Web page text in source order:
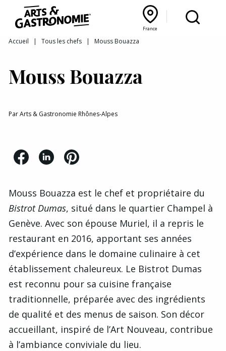
France
Recettes
Reportages
Interviews
Bourgogne Franche‑Comté
France
Lyon Rhône‑Alpes
Accueil | Tous les chefs | Mouss Bouazza
Mouss Bouazza
ParArts & Gastronomie Rhônes-Alpes
Mouss Bouazza est le chef et propriétaire du
Bistrot Dumas, situé dans le quartier Champel à
Genève. Avec son épouse Muriel, il a repris le
restaurant en 2016, apportant ses années
d’expérience dans le domaine culinaire à cet
établissement chaleureux. Le Bistrot Dumas
est reconnu pour sa cuisine française
traditionnelle, préparée avec des ingrédients
de qualité et des menus de saison. Son décor
accueillant, inspiré de l’Art Nouveau, contribue
à l’ambiance conviviale du lieu.